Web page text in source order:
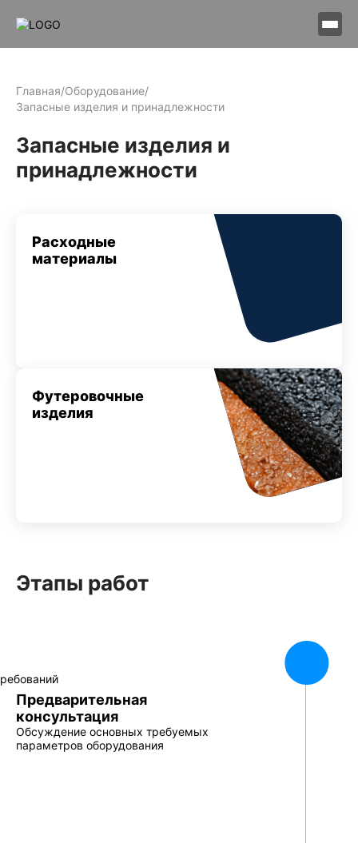
Главная/Оборудование/
Запасные изделия и принадлежности
Запасные изделия и
принадлежности
Расходные
материалы
Футеровочные
изделия
Этапы работ
Предварительная
консультация
Обсуждение основных требуемых
параметров оборудования